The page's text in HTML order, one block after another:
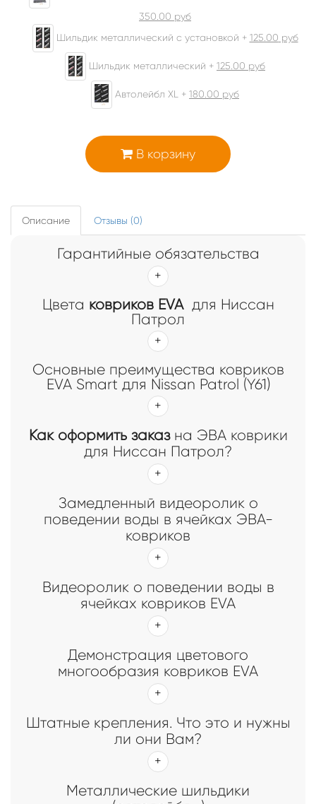
350.00 руб
Шильдик металлический с установкой + 125.00 руб
Шильдик металлический + 125.00 руб
Автолейбл XL + 180.00 руб
В корзину
Описание Отзывы (0)
Гарантийные обязательства
Цвета ковриков EVAдля Ниссан
Патрол
Основные преимущества ковриков
EVA Smart для Nissan Patrol (Y61)
Как оформить заказна ЭВА коврики
для Ниссан Патрол?
Замедленный видеоролик о
поведении воды в ячейках ЭВА-
ковриков
Видеоролик о поведении воды в
ячейках ковриков EVA
Демонстрация цветового
многообразия ковриков EVA
Штатные крепления. Что это и нужны
ли они Вам?
Металлические шильдики